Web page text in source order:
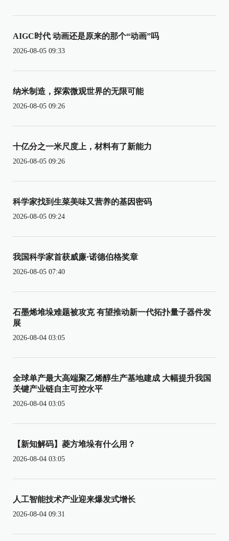
AIGC时代 动画还是原来的那个“动画”吗
2026-08-05 09:33
纳米制造，探索微观世界的无限可能
2026-08-05 09:26
十亿分之一米尺度上，材料有了新能力
2026-08-05 09:26
科学家找到生菜美味又营养的基因密码
2026-08-05 09:24
我国科学家首获威廉·诺德伯格奖章
2026-08-05 07:40
石墨烯堆垛难题被攻克 有望推动新一代拓扑量子器件发
展
2026-08-04 03:05
全球单产最大高端聚乙烯醇生产基地建成 大幅提升我国
关键产业链自主可控水平
2026-08-04 03:05
【新知解码】菱方堆垛有什么用？
2026-08-04 03:05
人工智能技术产业迎来爆发式增长
2026-08-04 09:31